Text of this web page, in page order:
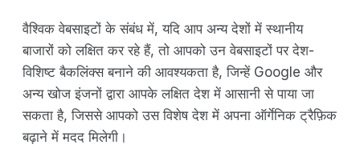
वैश्विक वेबसाइटों के संबंध में, यदि आप अन्य देशों में स्थानीय
बाजारों को लक्षित कर रहे हैं, तो आपको उन वेबसाइटों पर देश-
विशिष्ट बैकलिंक्स बनाने की आवश्यकता है, जिन्हें Google और
अन्य खोज इंजनों द्वारा आपके लक्षित देश में आसानी से पाया जा
सकता है, जिससे आपको उस विशेष देश में अपना ऑर्गेनिक ट्रैफ़िक
बढ़ाने में मदद मिलेगी।